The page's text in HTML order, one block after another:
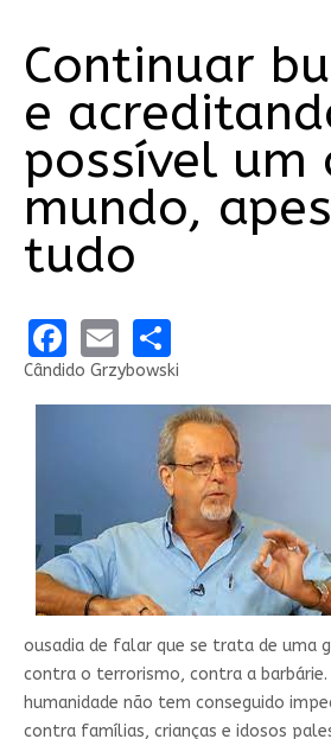
Continuar
e
possível um
mundo,
tudo
Facebook
EmailShare
Cândido Grzybowski
ousadia de falar que se trata de uma
contra o terrorismo, contra a barbárie.
humanidade não tem conseguido
contra famílias, crianças e idosos